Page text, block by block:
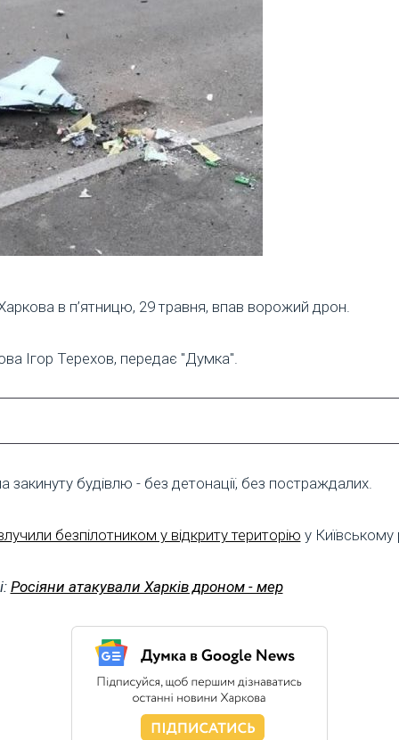
в п’ятницю, 29 травня, впав ворожий дрон.
Ігор Терехов, передає "Думка".
будівлю - без детонації, без постраждалих.
безпілотником у відкриту територію у Київському
Росіяни атакували Харків дроном - мер